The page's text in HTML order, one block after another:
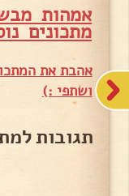
אמהות
מתכונים
אהבת את
ושתפי :)
תגובות